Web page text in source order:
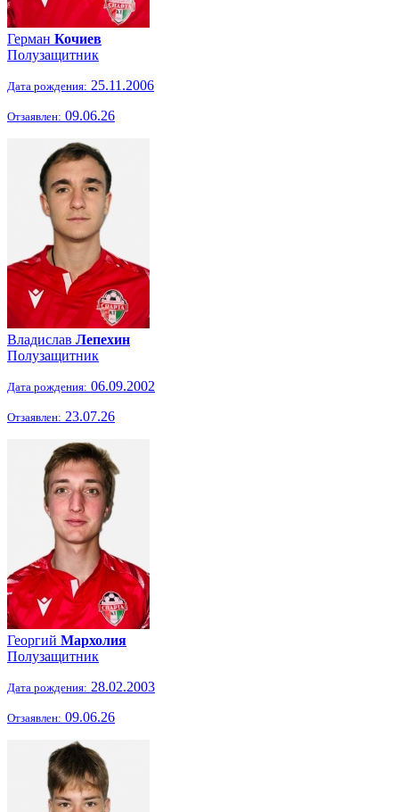
Герман Кочиев
Полузащитник
Дата рождения: 25.11.2006
Отзаявлен: 09.06.26
Владислав Лепехин
Полузащитник
Дата рождения: 06.09.2002
Отзаявлен: 23.07.26
Георгий Мархолия
Полузащитник
Дата рождения: 28.02.2003
Отзаявлен: 09.06.26